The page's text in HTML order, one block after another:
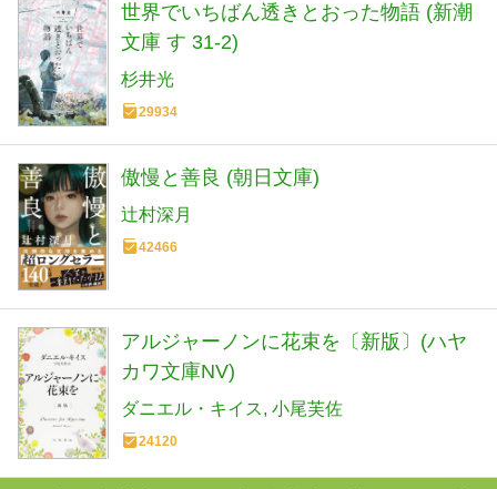
世界でいちばん透きとおった物語 (新潮
文庫 す 31-2)
杉井光
29934
傲慢と善良 (朝日文庫)
辻村深月
42466
アルジャーノンに花束を〔新版〕(ハヤ
カワ文庫NV)
ダニエル・キイス 小尾芙佐
24120